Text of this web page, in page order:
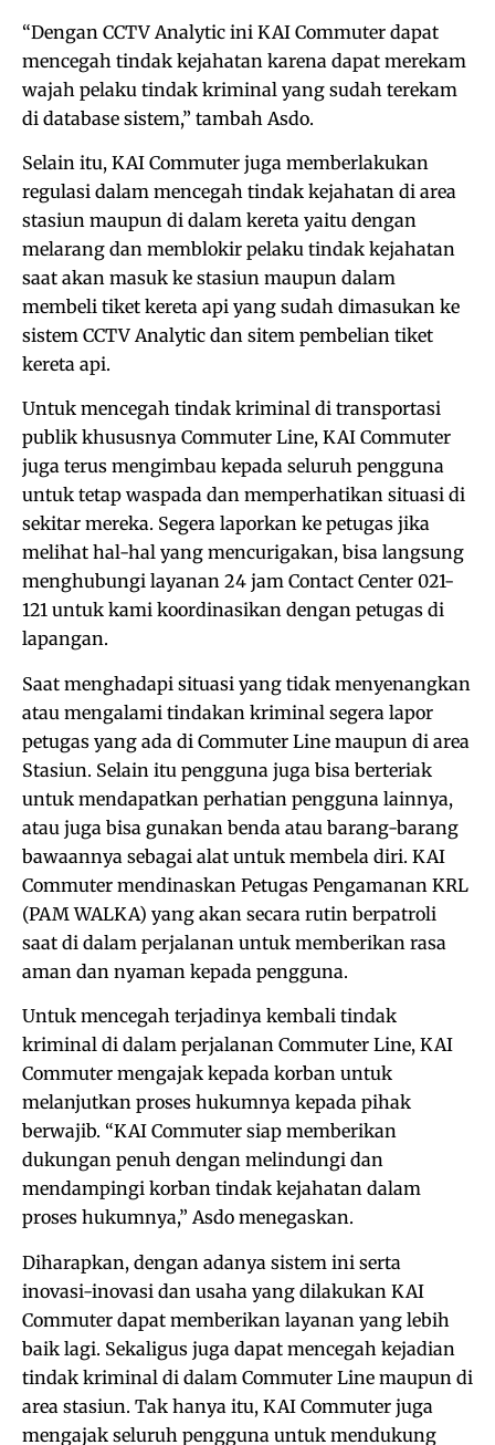
“Dengan CCTV Analytic ini KAI Commuter dapat
mencegah tindak kejahatan karena dapat merekam
wajah pelaku tindak kriminal yang sudah terekam
di database sistem,” tambah Asdo.
Selain itu, KAI Commuter juga memberlakukan
regulasi dalam mencegah tindak kejahatan di area
stasiun maupun di dalam kereta yaitu dengan
melarang dan memblokir pelaku tindak kejahatan
saat akan masuk ke stasiun maupun dalam
membeli tiket kereta api yang sudah dimasukan ke
sistem CCTV Analytic dan sitem pembelian tiket
kereta api.
Untuk mencegah tindak kriminal di transportasi
publik khususnya Commuter Line, KAI Commuter
juga terus mengimbau kepada seluruh pengguna
untuk tetap waspada dan memperhatikan situasi di
sekitar mereka. Segera laporkan ke petugas jika
melihat hal-hal yang mencurigakan, bisa langsung
menghubungi layanan 24 jam Contact Center 021-
121 untuk kami koordinasikan dengan petugas di
lapangan.
Saat menghadapi situasi yang tidak menyenangkan
atau mengalami tindakan kriminal segera lapor
petugas yang ada di Commuter Line maupun di area
Stasiun. Selain itu pengguna juga bisa berteriak
untuk mendapatkan perhatian pengguna lainnya,
atau juga bisa gunakan benda atau barang-barang
bawaannya sebagai alat untuk membela diri. KAI
Commuter mendinaskan Petugas Pengamanan KRL
(PAM WALKA) yang akan secara rutin berpatroli
saat di dalam perjalanan untuk memberikan rasa
aman dan nyaman kepada pengguna.
Untuk mencegah terjadinya kembali tindak
kriminal di dalam perjalanan Commuter Line, KAI
Commuter mengajak kepada korban untuk
melanjutkan proses hukumnya kepada pihak
berwajib. “KAI Commuter siap memberikan
dukungan penuh dengan melindungi dan
mendampingi korban tindak kejahatan dalam
proses hukumnya,” Asdo menegaskan.
Diharapkan, dengan adanya sistem ini serta
inovasi-inovasi dan usaha yang dilakukan KAI
Commuter dapat memberikan layanan yang lebih
baik lagi. Sekaligus juga dapat mencegah kejadian
tindak kriminal di dalam Commuter Line maupun di
area stasiun. Tak hanya itu, KAI Commuter juga
mengajak seluruh pengguna untuk mendukung